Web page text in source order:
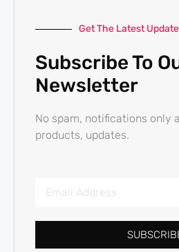
Get The Latest
Subscribe To
Newsletter
No spam, notifications only
products, updates.